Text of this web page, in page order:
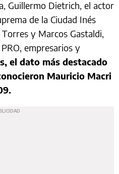
Guillermo Dietrich, el actor
de la Ciudad Inés
y Marcos Gastaldi,
empresarios y
el dato más destacado
Mauricio Macri